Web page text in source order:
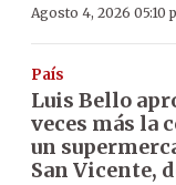
Agosto 4, 2026 05:10
País
Luis Bello
veces más la
un
San Vicente,